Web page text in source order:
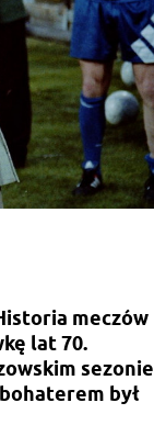
meczów
lat 70.
sezonie
był